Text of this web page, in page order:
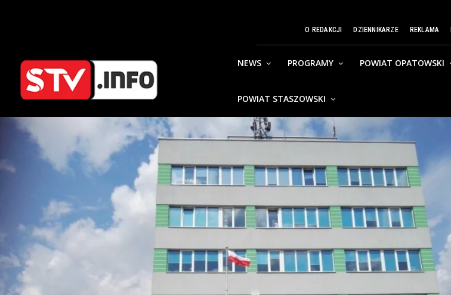
O REDAKCJI DZIENNIKARZE REKLAMA
NEWS PROGRAMY POWIAT OPATOWSKI
POWIAT STASZOWSKI